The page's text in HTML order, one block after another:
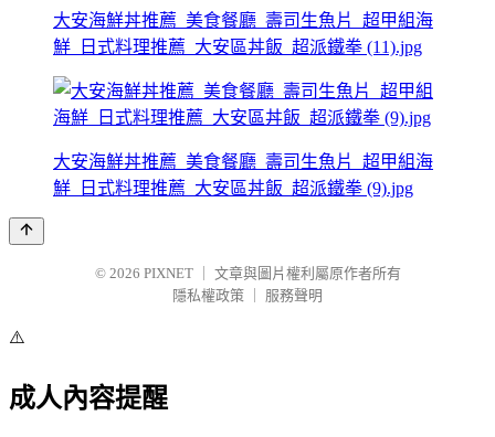
大安海鮮丼推薦_美食餐廳_壽司生魚片_超甲組海
鮮_日式料理推薦_大安區丼飯_超派鐵拳 (11).jpg
大安海鮮丼推薦_美食餐廳_壽司生魚片_超甲組海
鮮_日式料理推薦_大安區丼飯_超派鐵拳 (9).jpg
© 2026 PIXNET
文章與圖片權利屬原作者所有
隱私權政策
服務聲明
⚠️
成人內容提醒